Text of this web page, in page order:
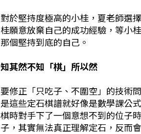
對於堅持度極高的小桂，夏老師選
桂願意放棄自己的成功經驗，等小
那個堅持到底的自己。
知其然不知「棋」所以然
要修正「只吃子、不圍空」的技術
是這些定石棋譜就好像是數學課公
棋時對手下了一個意想不到的位子
子，其實無法真正理解定石，反而